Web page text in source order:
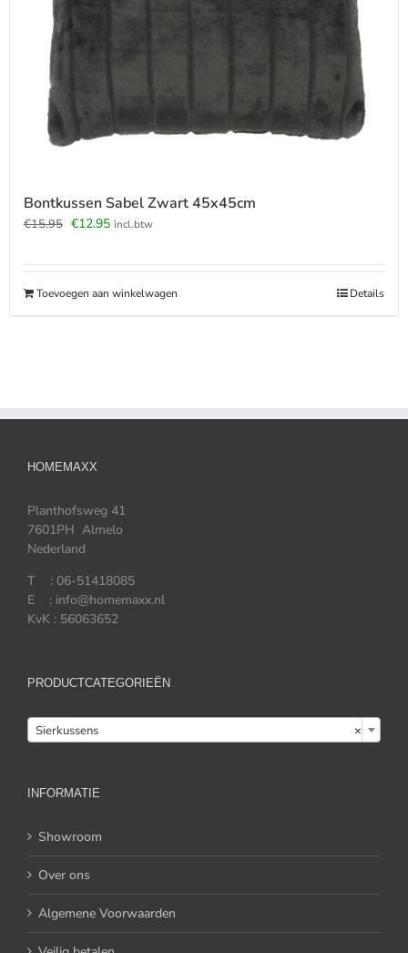
Bontkussen Sabel Zwart 45x45cm
€15.95 Oorspronkelijke
€12.95Huidige
incl.btw
Toevoegen aan winkelwagen Details
HOMEMAXX
Planthofsweg 41
7601PH Almelo
Nederland
T : 06-51418085
E : info@homemaxx.nl
KvK : 56063652
PRODUCTCATEGORIEËN
×
Sierkussens
INFORMATIE
Showroom
Over ons
Algemene Voorwaarden